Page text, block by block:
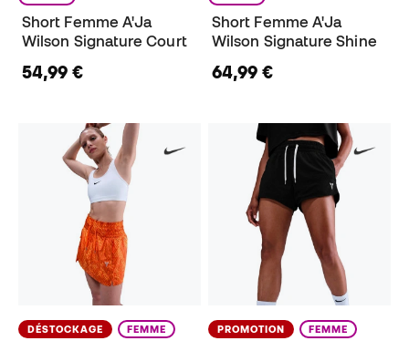
Short Femme A'Ja
Wilson Signature Court
54,99 €
Short Femme A'Ja
Wilson Signature Shine
64,99 €
DÉSTOCKAGE FEMME PROMOTION FEMME